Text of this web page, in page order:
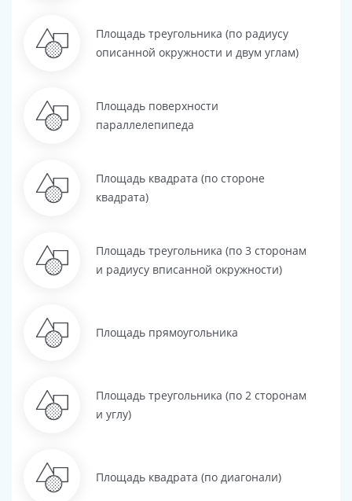
Площадь треугольника (по радиусу
описанной окружности и двум углам)
Площадь поверхности
параллелепипеда
Площадь квадрата (по стороне
квадрата)
Площадь треугольника (по 3 сторонам
и радиусу вписанной окружности)
Площадь прямоугольника
Площадь треугольника (по 2 сторонам
и углу)
Площадь квадрата (по диагонали)